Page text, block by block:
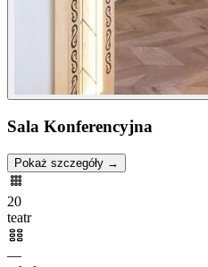
Sala Konferencyjna
Pokaż szczegóły →
20
teatr
—